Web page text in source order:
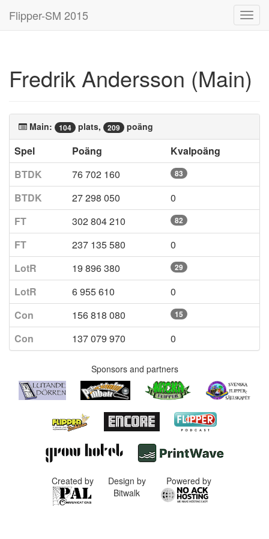
Flipper-SM 2015
Fredrik Andersson (Main)
Main: 104 plats, 209 poäng
Spel Poäng
Kvalpoäng
BTDK
76 702 160 83
BTDK 27 298 050
0
FT
302 804 210 82
FT 237 135 580
0
LotR
19 896 380 29
LotR 6 955 610
0
Con
156 818 080 15
Con 137 079 970 0
Sponsors and partners
Created by
Design by
Bitwalk
Powered by